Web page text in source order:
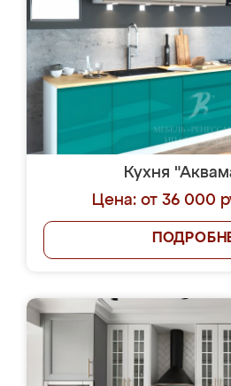
Кухня
Цена: от 36 000